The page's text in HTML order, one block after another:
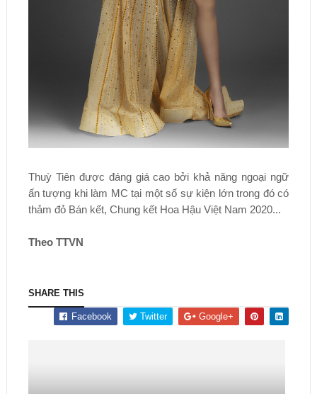
Thuỳ Tiên được đáng giá cao bởi khả năng ngoại ngữ
ấn tượng khi làm MC tại một số sự kiện lớn trong đó có
thảm đỏ Bán kết, Chung kết Hoa Hậu Việt Nam 2020...
Theo TTVN
SHARE THIS
Facebook Twitter Google+